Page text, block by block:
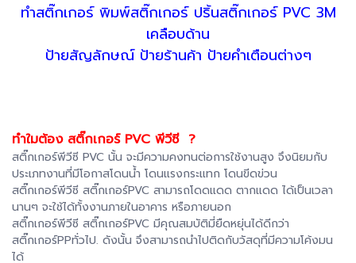
ทำสติ๊กเกอร์ พิมพ์สติ๊กเกอร์ ปริ้นสติ๊กเกอร์ PVC 3M
เคลือบด้าน
ป้ายสัญลักษณ์ ป้ายร้านค้า ป้ายคำเตือนต่างๆ
ทำใมต้อง สติ๊กเกอร์ PVC พีวีซี ?
สติ๊กเกอร์พีวีซี PVC นั้น จะมีความคงทนต่อการใช้งานสูง จึงนิยมกับ
ประเภทงานที่มีโอกาสโดนน้ำ โดนแรงกระแทก โดนขีดข่วน
สติ๊กเกอร์พีวีซี สติ๊กเกอร์PVC สามารถโดดแดด ตากแดด ได้เป็นเวลา
นานๆ จะใช้ได้ทั้งงานภายในอาคาร หรือภายนอก
สติ๊กเกอร์พีวีซี สติ๊กเกอร์PVC มีคุณสมบัติมี่ยืดหยุ่นได้ดีกว่า
สติ๊กเกอร์PPทั่วไป. ดังนั้น จึงสามารถนำไปติดกับวัสดุที่มีความโค้งมน
ได้